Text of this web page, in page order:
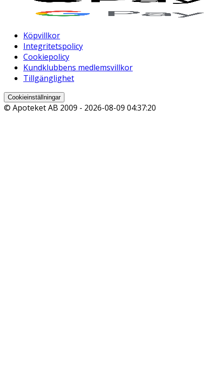
Köpvillkor
Integritetspolicy
Cookiepolicy
Kundklubbens medlemsvillkor
Tillgänglighet
Cookieinställningar
© Apoteket AB 2009 - 2026-08-09 04:37:20